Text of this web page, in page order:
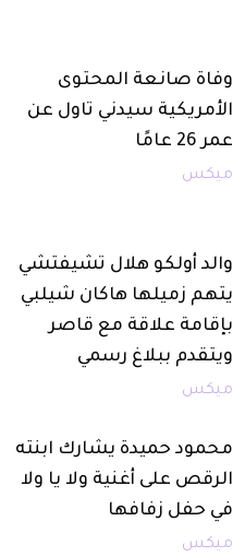
وفاة صانعة المحتوى
الأمريكية سيدني تاول عن
عمر 26 عامًا
ميكس
والد أولكو هلال تشيفتشي
يتهم زميلها هاكان شيلبي
بإقامة علاقة مع قاصر
ويتقدم ببلاغ رسمي
ميكس
محمود حميدة يشارك ابنته
الرقص على أغنية ولا يا ولا
في حفل زفافها
ميكس